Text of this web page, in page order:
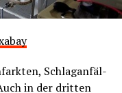
ist unter 30 Jah­
Schlag­an­fäl­
in der drit­ten